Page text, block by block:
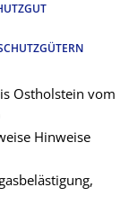
Ostholstein vom
Hinweise